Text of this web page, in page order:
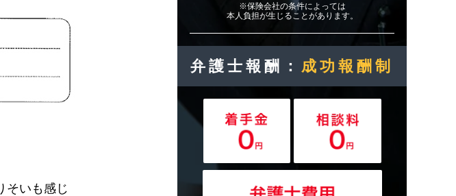
そいも感じ
※保険会社の条件によっては
本人負担が生じることがあります。
弁護士報酬： 成功報酬制